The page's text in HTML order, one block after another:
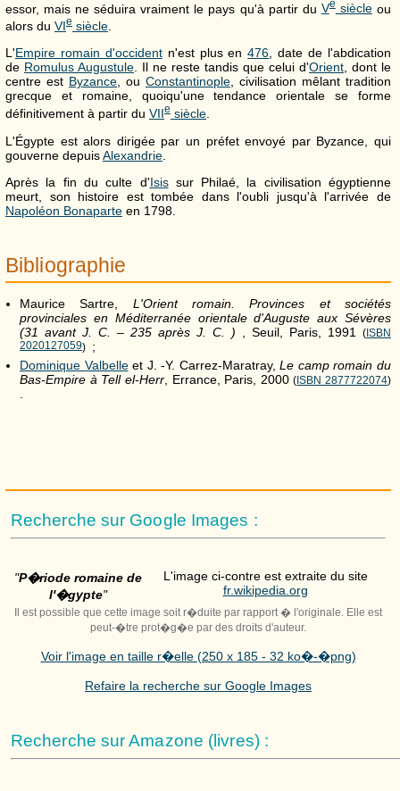
essor, mais ne séduira vraiment le pays qu'à partir du Vesiècleou
alors du VIe siècle
L'Empire romain d'occidentn'est plus en476, date de l'abdication
de Romulus Augustule. Il ne reste tandis que celui d'Orient, dont le
centre est Byzance, ou Constantinople, civilisation mêlant tradition
grecque et romaine, quoiqu'une tendance orientale se forme
définitivement à partir du VIIe siècle.
L'Égypte est alors dirigée par un préfet envoyé par Byzance, qui
gouverne depuisAlexandrie
Après la fin du culte d'Isissur Philaé, la civilisation égyptienne
meurt, son histoire est tombée dans l'oubli jusqu'à l'arrivée de
Napoléon Bonaparte en 1798.
Bibliographie
Maurice Sartre, L'Orient romain. Provinces et sociétés
provinciales en Méditerranée orientale d'Auguste aux Sévères
(31 avant J. C. – 235 après J. C. )
, Seuil, Paris, 1991 ( ISBN
2020127059) ;
Dominique Valbelleet J. -Y. Carrez-Maratray,Le camp romain du
Bas-Empire à Tell el-Herr, Errance, Paris, 2000( ISBN 2877722074)
Recherche sur Google Images :
"P�riode romaine de
l'�gypte"
L'image ci-contre est extraite du site
fr.wikipedia.org
Il est possible que cette image soit r�duite par rapport � l'originale. Elle est
peut-�tre prot�g�e par des droits d'auteur.
Voir l'image en taille r�elle (250 x 185 - 32 ko�-�png)
Refaire la recherche sur Google Images
Recherche sur Amazone (livres) :